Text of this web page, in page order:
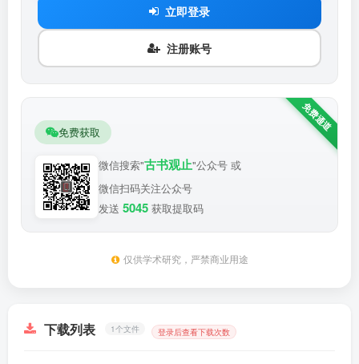
立即登录
注册账号
免费获取
微信搜索"古书观止"公众号 或
微信扫码关注公众号
发送 5045 获取提取码
仅供学术研究，严禁商业用途
下载列表 1个文件 登录后查看下载次数